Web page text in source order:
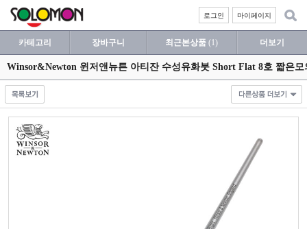
마이페이지
로그인
카테고리 장바구니 최근본상품 (1) 더보기
Winsor&Newton 윈저앤뉴튼 아티잔 수성유화붓 Short Flat 8호 짧은모